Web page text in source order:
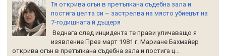
Тя открива огън в претъпкана съдебна зала и
постига целта си – застрелва на място убиецът на
7-годишната й дъщеря
Веднага след инцидента те прави уличаващо я
изявление През март 1981 г. Мариане Бахмайер
открива огън в претъпкана съдебна зала и постига ц...